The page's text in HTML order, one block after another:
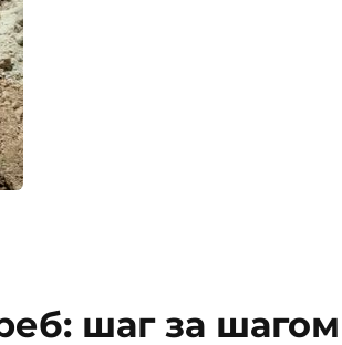
шаг за шагом